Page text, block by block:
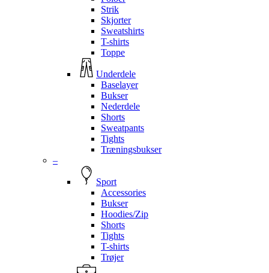
Strik
Skjorter
Sweatshirts
T-shirts
Toppe
Underdele
Baselayer
Bukser
Nederdele
Shorts
Sweatpants
Tights
Træningsbukser
–
Sport
Accessories
Bukser
Hoodies/Zip
Shorts
Tights
T-shirts
Trøjer